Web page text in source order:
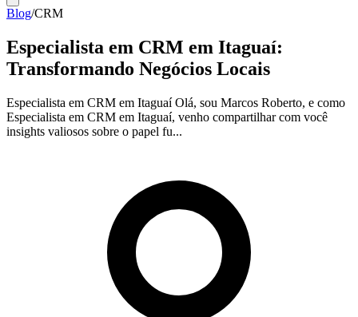
Blog/CRM
Especialista em CRM em Itaguaí:
Transformando Negócios Locais
Especialista em CRM em Itaguaí Olá, sou Marcos Roberto, e como
Especialista em CRM em Itaguaí, venho compartilhar com você
insights valiosos sobre o papel fu...